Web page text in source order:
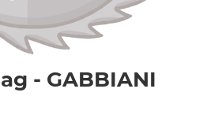
- GABBIANI